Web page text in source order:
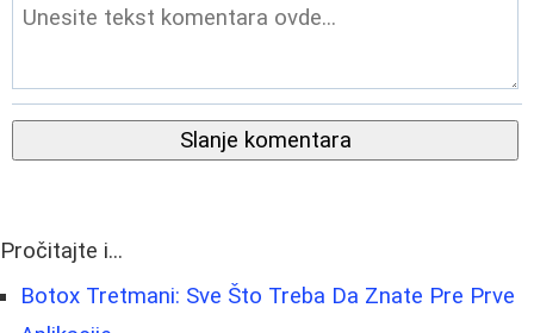
Slanje komentara
Pročitajte i...
Botox Tretmani: Sve Što Treba Da Znate Pre Prve